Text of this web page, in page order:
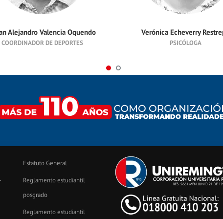
Alejandro Valencia Oquendo
COORDINADOR DE DEPORTES
Verónica Echeverry
PSICÓLOGA
Estatuto General
Reglamento estudiantil
posgrado
Reglamento estudiantil